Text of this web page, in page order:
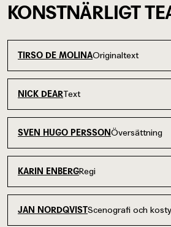
KONSTNÄRLIGT
TIRSO DE MOLINAOriginaltext
NICK DEARText
SVEN HUGO PERSSONÖversättning
KARIN ENBERGRegi
JAN NORDQVISTScenografi och